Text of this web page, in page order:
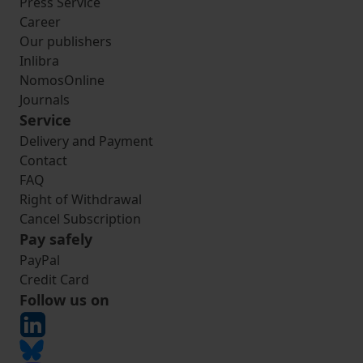
Career
Our publishers
Inlibra
NomosOnline
Journals
Service
Delivery and Payment
Contact
FAQ
Right of Withdrawal
Cancel Subscription
Pay safely
PayPal
Credit Card
Follow us on